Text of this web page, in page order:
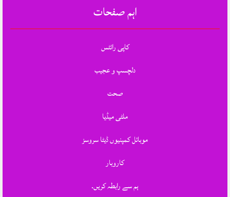
اہم صفحات
کاپی رائٹس
دلچسپ و عجیب
صحت
ملٹی میڈیا
موبائل کمپنیوں ڈیٹا سروسز
کاروبار
ہم سے رابطہ کریں.